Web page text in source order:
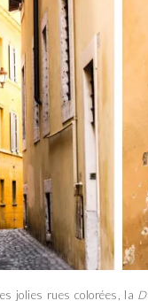
jolies rues colorées, la